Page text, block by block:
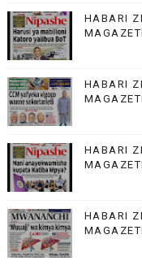
HABARI
HABARI
HABARI
HABARI